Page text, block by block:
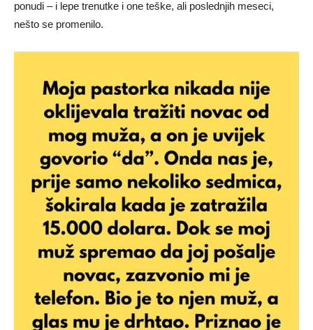
ponudi – i lepe trenutke i one teške, ali poslednjih meseci,
nešto se promenilo.